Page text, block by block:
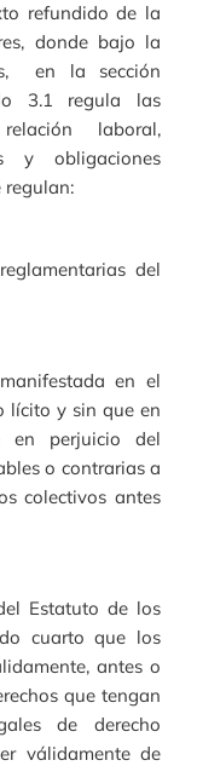
refundido de la
donde bajo la
en la sección
3.1 regula las
laboral,
y obligaciones
regulan:
del
en el
lícito y sin que en
en perjuicio del
o contrarias a
colectivos antes
Estatuto de los
cuarto que los
antes o
que tengan
de derecho
válidamente de